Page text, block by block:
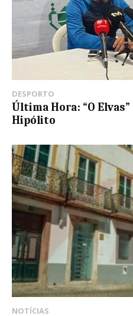
DESPORTO
Última Hora: “O
Hipólito
NOTÍCIAS